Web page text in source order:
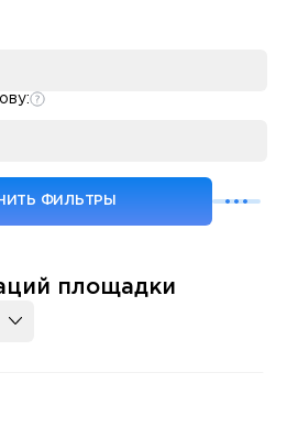
ФИЛЬТРЫ
площадки